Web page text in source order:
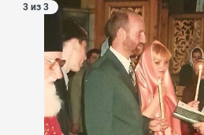
3 из 3